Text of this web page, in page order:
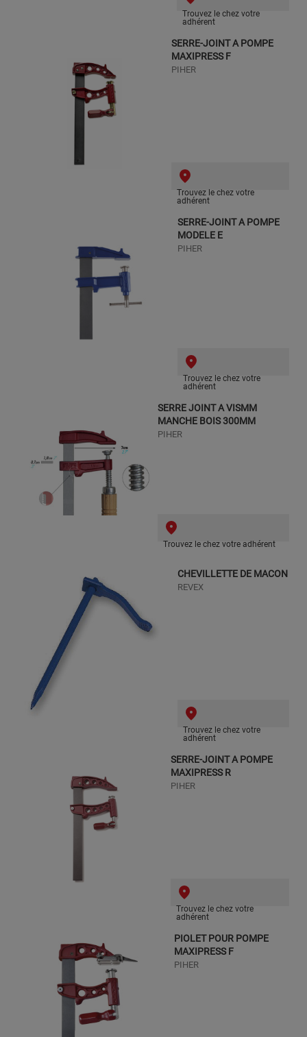
Trouvez le chez votre
adhérent
SERRE-JOINT A POMPE
MAXIPRESS F
PIHER
Trouvez le chez votre
adhérent
SERRE-JOINT A POMPE
MODELE E
PIHER
Trouvez le chez votre
adhérent
SERRE JOINT A VISMM
MANCHE BOIS 300MM
PIHER
Trouvez le chez votre adhérent
CHEVILLETTE DE MACON
REVEX
Trouvez le chez votre
adhérent
SERRE-JOINT A POMPE
MAXIPRESS R
PIHER
Trouvez le chez votre
adhérent
PIOLET POUR POMPE
MAXIPRESS F
PIHER